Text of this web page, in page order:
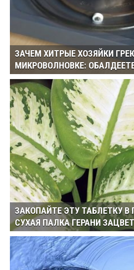
ЗАЧЕМ ХИТРЫЕ ХОЗЯЙКИ
МИКРОВОЛНОВКЕ:
ЗАКОПАЙТЕ ЭТУ ТАБЛЕТКУ
СУХАЯ ПАЛКА ГЕРАНИ